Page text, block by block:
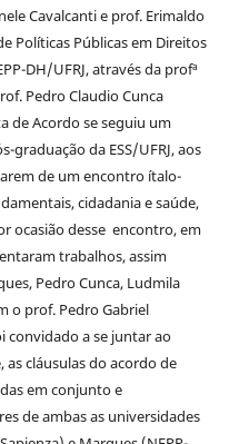
Cavalcanti e prof. Erimaldo
Políticas Públicas em Direitos
DH/UFRJ, através da profª
Pedro Claudio Cunca
de Acordo se seguiu um
da ESS/UFRJ, aos
de um encontro ítalo-
cidadania e saúde,
ocasião desse encontro, em
trabalhos, assim
Pedro Cunca, Ludmila
o prof. Pedro Gabriel
convidado a se juntar ao
cláusulas do acordo de
em conjunto e
de ambas as universidades